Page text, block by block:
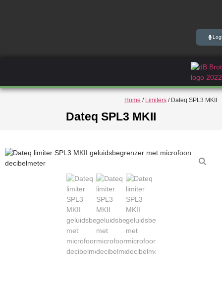
Dateq SPL3 MKII
Home / Limiters / Dateq SPL3 MKII